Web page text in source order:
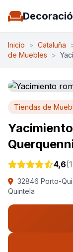
Inicio > Cataluña
de Muebles
>
Tiendas de
4,6
32846 Porto-
Quintela